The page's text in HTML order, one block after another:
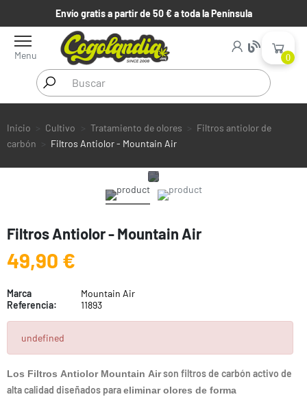
Envío gratis a partir de 50 € a toda la Península
Menu 0
Inicio Cultivo Tratamiento de olores
Filtros antiolor de
carbón
Filtros Antiolor - Mountain Air
Filtros Antiolor - Mountain Air
49,90 €
Marca
Mountain Air
Referencia:
11893
undefined
Los Filtros Antiolor Mountain Airson filtros de carbón activo de
alta calidad diseñados paraeliminar olores de forma